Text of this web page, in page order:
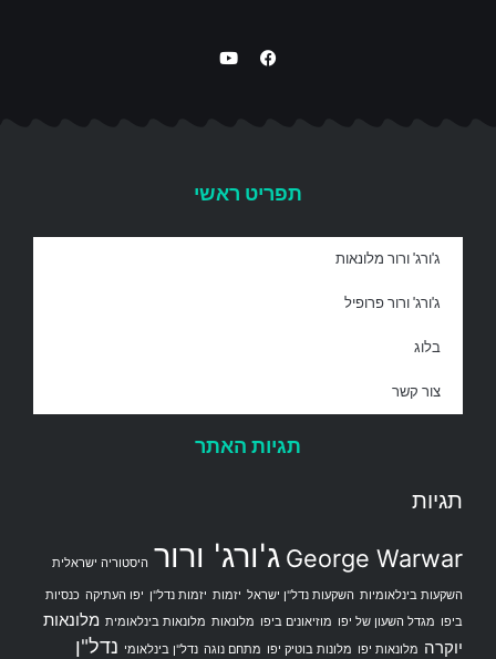
תפריט ראשי
ג'ורג' ורור מלונאות
ג'ורג' ורור פרופיל
בלוג
צור קשר
תגיות האתר
תגיות
George Warwar ג'ורג' ורור היסטוריה ישראלית
השקעות בינלאומיות השקעות נדל"ן ישראל יזמות יזמות נדל"ן יפו העתיקה כנסיות
ביפו מגדל השעון של יפו מוזיאונים ביפו מלונאות מלונאות בינלאומית מלונאות
יוקרה מלונאות יפו מלונות בוטיק יפו מתחם נוגה נדל"ן בינלאומי נדל"ן